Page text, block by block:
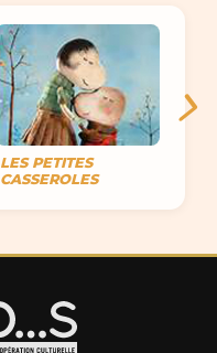
LES PETITES
CASSEROLES